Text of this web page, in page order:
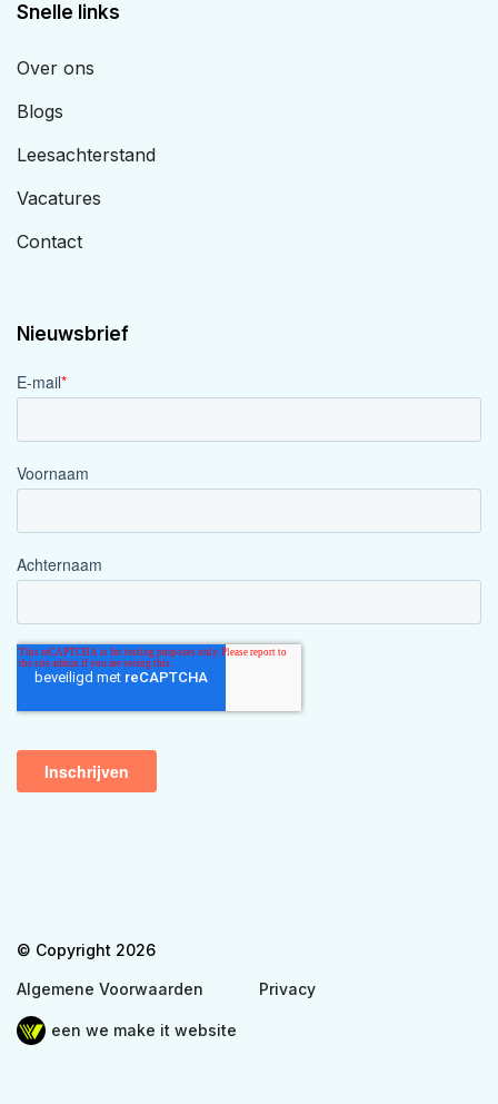
Snelle links
Over ons
Blogs
Leesachterstand
Vacatures
Contact
Nieuwsbrief
© Copyright 2026
Algemene Voorwaarden Privacy
een we make it website